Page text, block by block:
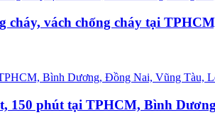
cháy, vách chống cháy tại
150 phút tại TPHCM, Bình